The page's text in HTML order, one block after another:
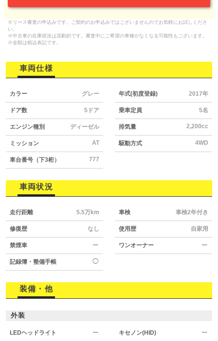
※リース審査の申込みです。ご契約のお申込みではございませんのでお気軽にお試しくださ
い。
※中古車の在庫状況は流動的です。審査中にご希望の車種がなくなる可能性もございます。
※金額は税込表記です。
車両仕様
カラー グレー 年式(初度登録) 2017年
ドア数 5ドア 乗車定員 5名
エンジン種別 ディーゼル 排気量 2,200cc
ミッション AT 駆動方式 4WD
車台番号（下3桁） 777
車両状況
走行距離 5.5万km 車検 車検2年付き
修復歴 なし 使用歴 自家用
禁煙車 ー ワンオーナー ー
記録簿・整備手帳 ◯
装備・他
外装
LEDヘッドライト ー キセノン(HID) ー